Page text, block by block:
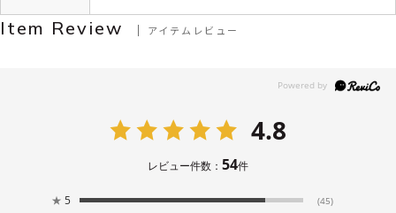
Item Review アイテムレビュー
4.8
レビュー件数： 54件
★ 5 (45)